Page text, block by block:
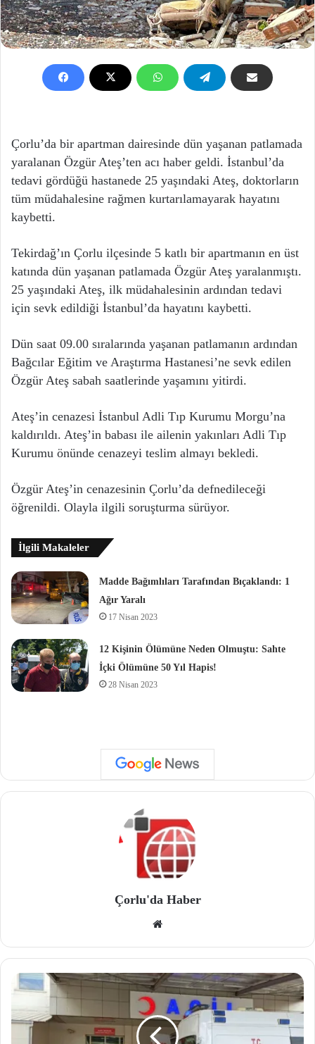
Çorlu’da bir apartman dairesinde dün yaşanan patlamada
yaralanan Özgür Ateş’ten acı haber geldi. İstanbul’da
tedavi gördüğü hastanede 25 yaşındaki Ateş, doktorların
tüm müdahalesine rağmen kurtarılamayarak hayatını
kaybetti.
Tekirdağ’ın Çorlu ilçesinde 5 katlı bir apartmanın en üst
katında dün yaşanan patlamada Özgür Ateş yaralanmıştı.
25 yaşındaki Ateş, ilk müdahalesinin ardından tedavi
için sevk edildiği İstanbul’da hayatını kaybetti.
Dün saat 09.00 sıralarında yaşanan patlamanın ardından
Bağcılar Eğitim ve Araştırma Hastanesi’ne sevk edilen
Özgür Ateş sabah saatlerinde yaşamını yitirdi.
Ateş’in cenazesi İstanbul Adli Tıp Kurumu Morgu’na
kaldırıldı. Ateş’in babası ile ailenin yakınları Adli Tıp
Kurumu önünde cenazeyi teslim almayı bekledi.
Özgür Ateş’in cenazesinin Çorlu’da defnedileceği
öğrenildi. Olayla ilgili soruşturma sürüyor.
İlgili Makaleler
Madde Bağımlıları Tarafından Bıçaklandı: 1
Ağır Yaralı
17 Nisan 2023
12 Kişinin Ölümüne Neden Olmuştu: Sahte
İçki Ölümüne 50 Yıl Hapis!
28 Nisan 2023
Çorlu'da Haber
site
si